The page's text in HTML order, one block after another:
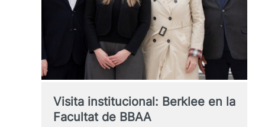
Visita institucional: Berklee en la
Facultat de BBAA